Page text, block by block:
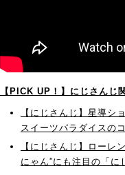
【PICK UP！】にじさんじ
【にじさんじ】星導シ
スイーツパラダイスの
【にじさんじ】ローレ
にゃん”にも注目の「